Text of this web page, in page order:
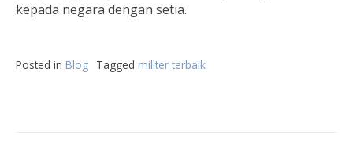
kepada negara dengan setia.
Posted in Blog Tagged militer terbaik